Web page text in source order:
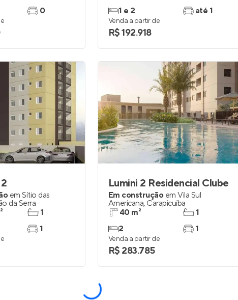
0
1 e 2
até 1
Venda a partir de
R$ 192.918
em Sítio das
da Serra
1
1
Lumini 2 Residencial Clube
Em construção em Vila Sul
Americana, Carapicuíba
40 m²
2
1
1
Venda a partir de
R$ 283.785